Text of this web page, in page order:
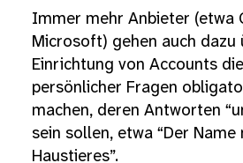
Immer mehr Anbieter (etwa
Microsoft) gehen auch dazu
Einrichtung von Accounts
persönlicher Fragen
machen, deren Antworten
sein sollen, etwa “Der
Haustieres”.